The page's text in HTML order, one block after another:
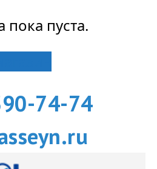
пуста.
74-74